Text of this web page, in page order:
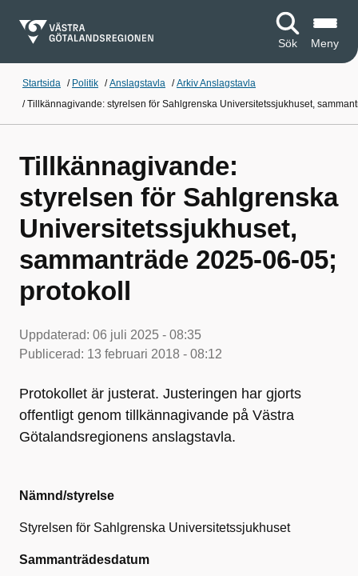
Sök Meny
Startsida / Politik /Anslagstavla /Arkiv Anslagstavla
/Tillkännagivande: styrelsen för Sahlgrenska Universitetssjukhuset,
Tillkännagivande:
styrelsen för Sahlgrenska
Universitetssjukhuset,
sammanträde 2025-06-05;
protokoll
Uppdaterad: 06 juli 2025 - 08:35
Publicerad: 13 februari 2018 - 08:12
Protokollet är justerat. Justeringen har gjorts
offentligt genom tillkännagivande på Västra
Götalandsregionens anslagstavla.
Nämnd/styrelse
Styrelsen för Sahlgrenska Universitetssjukhuset
Sammanträdesdatum